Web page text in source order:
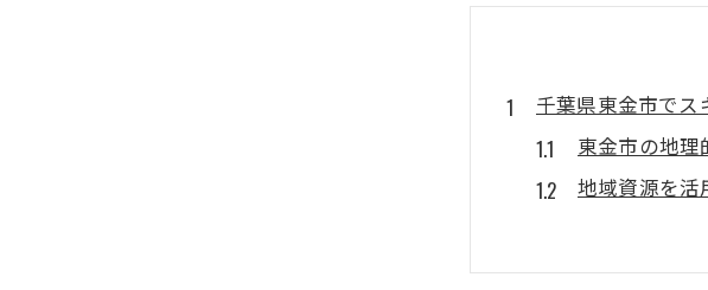
千葉県東金市で
東金市の地
地域資源を活
東金市なら
地域特性を活